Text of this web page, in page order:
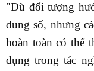
"Dù đối tượng
dung số, nhưng
hoàn toàn có thể
dụng trong tác